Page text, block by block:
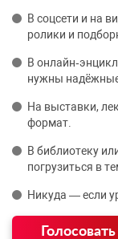
В соцсети и на
ролики и
В
нужны
На выставки,
формат.
В библиотеку
погрузиться в
Никуда — если